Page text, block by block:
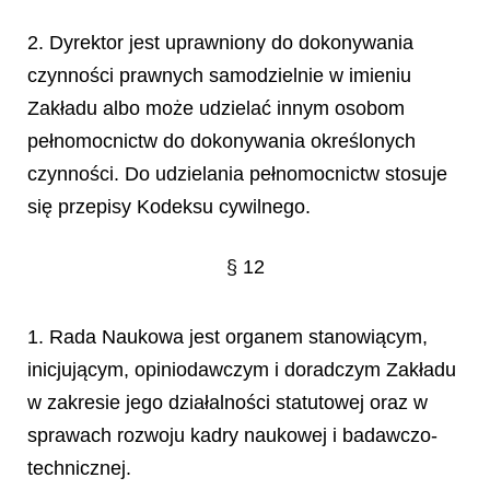
2. Dyrektor jest uprawniony do dokonywania
czynności prawnych samodzielnie w imieniu
Zakładu albo może udzielać innym osobom
pełnomocnictw do dokonywania określonych
czynności. Do udzielania pełnomocnictw stosuje
się przepisy Kodeksu cywilnego.
§ 12
1. Rada Naukowa jest organem stanowiącym,
inicjującym, opiniodawczym i doradczym Zakładu
w zakresie jego działalności statutowej oraz w
sprawach rozwoju kadry naukowej i badawczo-
technicznej.